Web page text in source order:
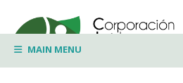
to
contentMAIN MENU
for: